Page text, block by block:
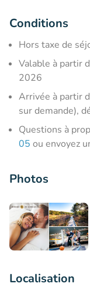
Conditions
Hors taxe de
Valable à partir
2026
Arrivée à partir
sur demande),
Questions à
05 ou envoyez
Photos
Localisation